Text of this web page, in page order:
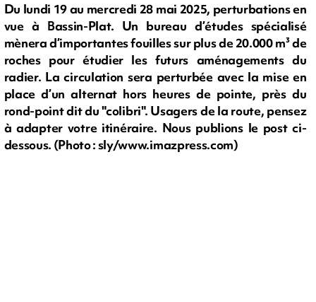
Du lundi 19 au mercredi 28 mai 2025, perturbations en
vue à Bassin-Plat. Un bureau d’études spécialisé
mènera d’importantes fouilles sur plus de 20.000 m³ de
roches pour étudier les futurs aménagements du
radier. La circulation sera perturbée avec la mise en
place d’un alternat hors heures de pointe, près du
rond-point dit du "colibri". Usagers de la route, pensez
à adapter votre itinéraire. Nous publions le post ci-
dessous. (Photo : sly/www.imazpress.com)